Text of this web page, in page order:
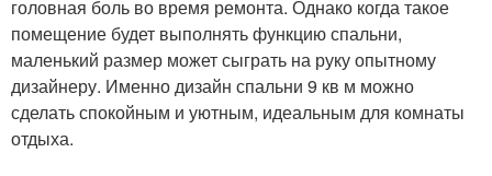
головная боль во время ремонта. Однако когда такое
помещение будет выполнять функцию спальни,
маленький размер может сыграть на руку опытному
дизайнеру. Именно дизайн спальни 9 кв м можно
сделать спокойным и уютным, идеальным для комнаты
отдыха.